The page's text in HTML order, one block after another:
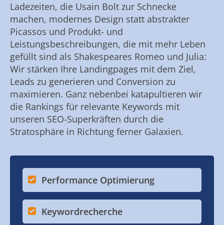
Ladezeiten, die Usain Bolt zur Schnecke
machen, modernes Design statt abstrakter
Picassos und Produkt- und
Leistungsbeschreibungen, die mit mehr Leben
gefüllt sind als Shakespeares Romeo und Julia:
Wir stärken Ihre Landingpages mit dem Ziel,
Leads zu generieren und Conversion zu
maximieren. Ganz nebenbei katapultieren wir
die Rankings für relevante Keywords mit
unseren SEO-Superkräften durch die
Stratosphäre in Richtung ferner Galaxien.
Performance Optimierung
Keywordrecherche